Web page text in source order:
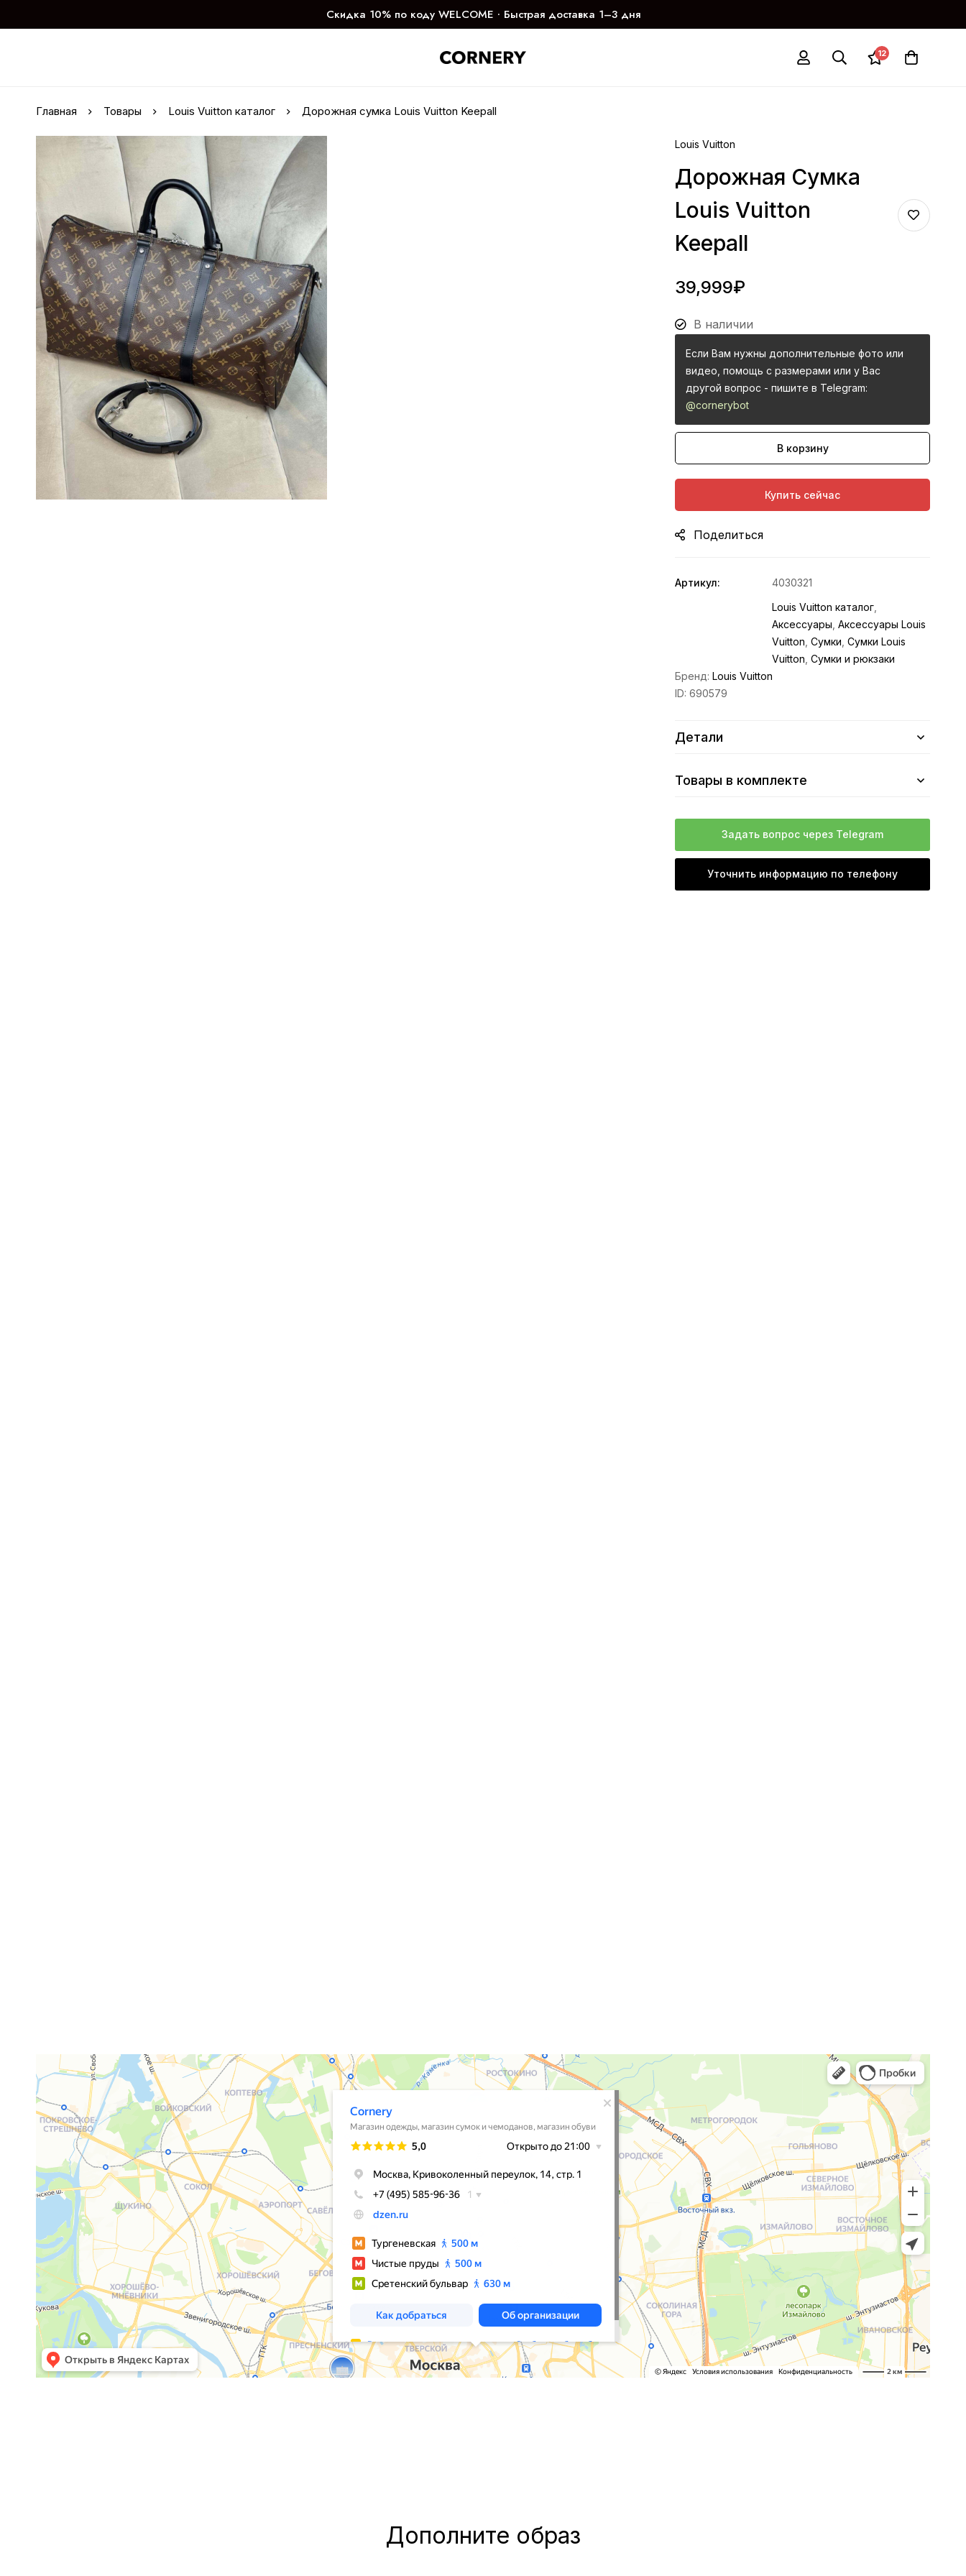
Скидка 10% по коду WELCOME ∙ Быстрая доставка 1–3 дня
12
Главная Товары Louis Vuitton каталог Дорожная сумка Louis Vuitton Keepall
Louis Vuitton
Дорожная Сумка
Louis Vuitton
Keepall
39,999₽
В наличии
Если Вам нужны дополнительные фото или
видео, помощь с размерами или у Вас
другой вопрос - пишите в Telegram:
@cornerybot
В корзину
Купить сейчас
Поделиться
Артикул:
4030321
Louis Vuitton каталог
Аксессуары ,Аксессуары Louis
Vuitton ,Сумки ,Сумки Louis
Vuitton ,Сумки и рюкзаки
Бренд:Louis Vuitton
ID:690579
Детали
Товары в комплекте
Задать вопрос через Telegram
Уточнить информацию по телефону
Дополните образ